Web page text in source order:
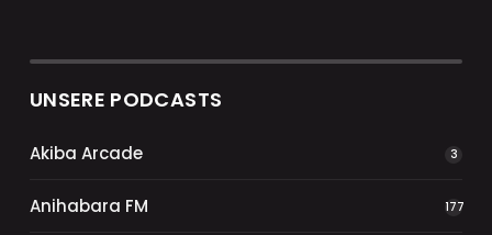
UNSERE PODCASTS
Akiba Arcade 3
Anihabara FM 177